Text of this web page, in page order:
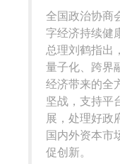
全国政治协商
字经济持续健
总理刘鹤指出
量子化、跨界
经济带来的全
坚战，支持平
展，处理好政
国内外资本市
促创新。